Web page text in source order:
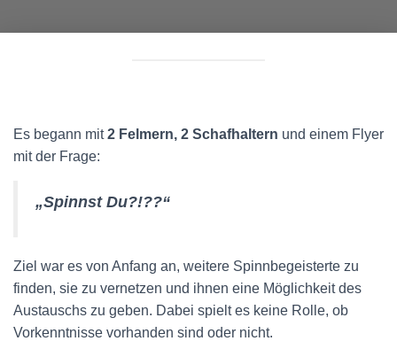
N
A
Es begann mit2 Felmern, 2 Schafhaltern und einem Flyer
mit der Frage:
„Spinnst Du?!??“
Ziel war es von Anfang an, weitere Spinnbegeisterte zu
finden, sie zu vernetzen und ihnen eine Möglichkeit des
Austauschs zu geben. Dabei spielt es keine Rolle, ob
Vorkenntnisse vorhanden sind oder nicht.